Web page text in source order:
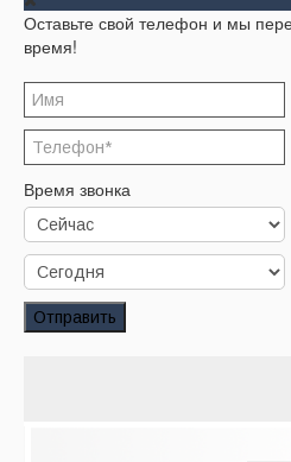
Окна и балконы
Кондиционеры
Акции
Корзина
Заказать звонок
Заказ обратного звонка
Оставьте свой телефон и мы
время!
Время звонка
Отправить